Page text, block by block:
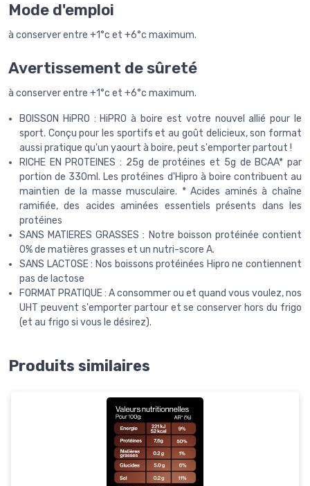
Mode d'emploi
à conserver entre +1°c et +6°c maximum.
Avertissement de sûreté
à conserver entre +1°c et +6°c maximum.
BOISSON HiPRO : HiPRO à boire est votre nouvel allié pour le
sport. Conçu pour les sportifs et au goût delicieux, son format
aussi pratique qu'un yaourt à boire, peut s'emporter partout !
RICHE EN PROTEINES : 25g de protéines et 5g de BCAA* par
portion de 330ml. Les protéines d'Hipro à boire contribuent au
maintien de la masse musculaire. * Acides aminés à chaîne
ramifiée, des acides aminées essentiels présents dans les
protéines
SANS MATIERES GRASSES : Notre boisson protéinée contient
0% de matières grasses et un nutri-score A.
SANS LACTOSE : Nos boissons protéinées Hipro ne contiennent
pas de lactose
FORMAT PRATIQUE : A consommer ou et quand vous voulez, nos
UHT peuvent s'emporter partour et se conserver hors du frigo
(et au frigo si vous le désirez).
Produits similaires